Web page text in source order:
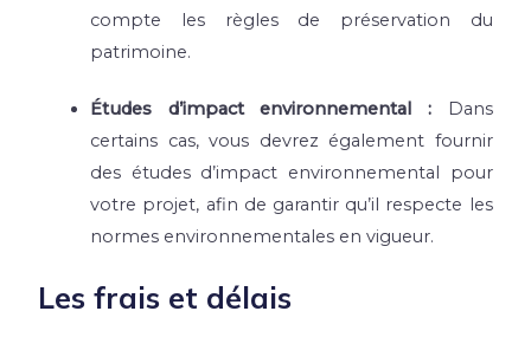
compte les règles de préservation du
patrimoine.
Études d’impact environnemental :Dans
certains cas, vous devrez également fournir
des études d’impact environnemental pour
votre projet, afin de garantir qu’il respecte les
normes environnementales en vigueur.
Les frais et délais